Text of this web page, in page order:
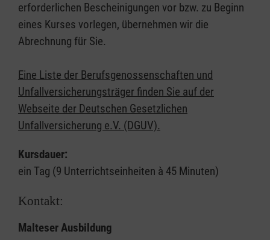
erforderlichen Bescheinigungen vor bzw. zu Beginn
eines Kurses vorlegen, übernehmen wir die
Abrechnung für Sie.
Eine Liste der Berufsgenossenschaften und
Unfallversicherungsträger finden Sie auf der
Webseite der Deutschen Gesetzlichen
Unfallversicherung e.V. (DGUV).
Kursdauer:
ein Tag (9 Unterrichtseinheiten à 45 Minuten)
Kontakt:
Malteser Ausbildung